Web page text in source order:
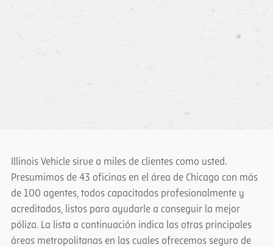
Illinois Vehicle sirve a miles de clientes como usted.
Presumimos de 43 oficinas en el área de Chicago con más
de 100 agentes, todos capacitados profesionalmente y
acreditados, listos para ayudarle a conseguir la mejor
póliza. La lista a continuación indica las otras principales
áreas metropolitanas en las cuales ofrecemos seguro de